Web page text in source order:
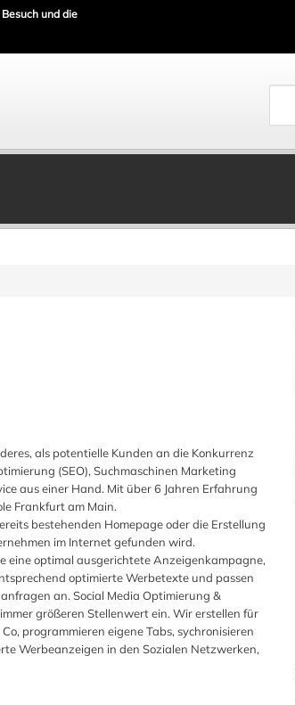
und die
als potentielle Kunden an die Konkurrenz
(SEO), Suchmaschinen Marketing
aus einer Hand. Mit über 6 Jahren Erfahrung
Frankfurt am Main.
bestehenden Homepage oder die Erstellung
im Internet gefunden wird.
eine optimal ausgerichtete Anzeigenkampagne,
optimierte Werbetexte und passen
an. Social Media Optimierung &
größeren Stellenwert ein. Wir erstellen für
programmieren eigene Tabs, sychronisieren
Werbeanzeigen in den Sozialen Netzwerken,